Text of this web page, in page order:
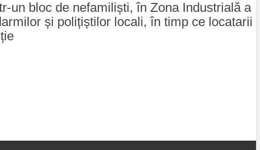
un bloc de nefamiliști, în Zona Industrială a
și polițiștilor locali, în timp ce locatarii